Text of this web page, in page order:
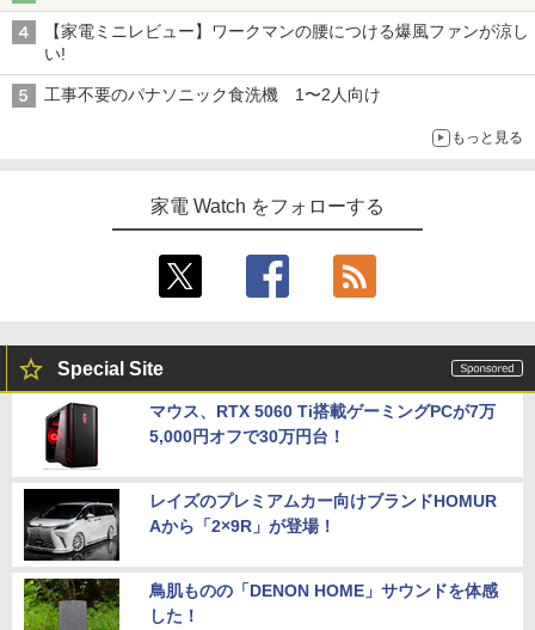
【家電ミニレビュー】ワークマンの腰につける爆風ファンが涼し
い!
工事不要のパナソニック食洗機 1〜2人向け
もっと見る
家電 Watch をフォローする
Special Site
マウス、RTX 5060 Ti搭載ゲーミングPCが7万
5,000円オフで30万円台！
レイズのプレミアムカー向けブランドHOMUR
Aから「2×9R」が登場！
鳥肌ものの「DENON HOME」サウンドを体感
した！